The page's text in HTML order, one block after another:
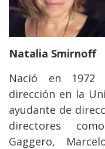
Natalia Smirnoff
Nació en 1972
dirección en la
ayudante de
directores
Gaggero,